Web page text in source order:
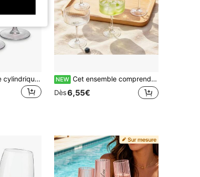
12/6/2/1 pièce Verre cylindrique à tige haute rayé transparent, convient pour les réunions d'amis, les mariages, les banquets, les fêtes de vacances, les fêtes d'anniversaire
NEW Cet ensemble comprend 2 verres à cocktail martini en plastique, parfaits pour servir des margaritas, des manhattans, des cosmopolitans, des espressos martinis et plus encore. Ils sont un excellent choix pour une utilisation dans un bar à domicile, des fêtes, des événements d'anniversaire et des cadeaux de pendaison de crémaillère.
Dès6,55€